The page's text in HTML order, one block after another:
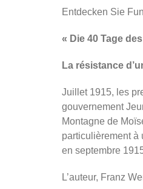
Entdecken Sie
« Die 40 Tage
La résistance
Juillet 1915, les
gouvernement
Montagne de
particulièrement à
en septembre
L’auteur, Franz